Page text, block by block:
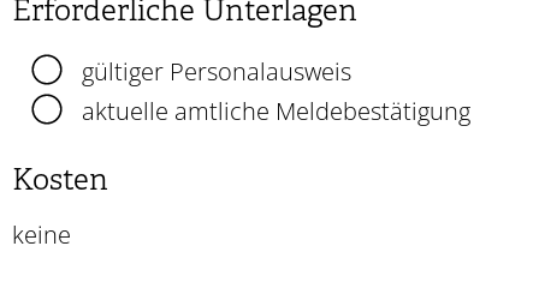
Erforderliche Unterlagen
gültiger Personalausweis
aktuelle amtliche Meldebestätigung
Kosten
keine